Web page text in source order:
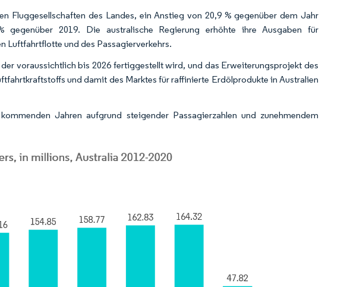
Fluggesellschaften des Landes, ein Anstieg von 20,9 % gegenüber dem Jahr
2019. Die australische Regierung erhöhte ihre Ausgaben für
Luftfahrtflotte und des Passagierverkehrs.
voraussichtlich bis 2026 fertiggestellt wird, und das Erweiterungsprojekt des
und damit des Marktes für raffinierte Erdölprodukte in Australien
Jahren aufgrund steigender Passagierzahlen und zunehmendem